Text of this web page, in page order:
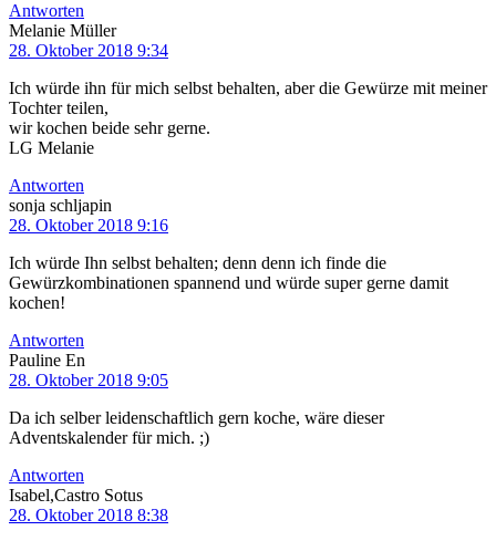
Antworten
Melanie Müller
28. Oktober 2018 9:34
Ich würde ihn für mich selbst behalten, aber die Gewürze mit meiner
Tochter teilen,
wir kochen beide sehr gerne.
LG Melanie
Antworten
sonja schljapin
28. Oktober 2018 9:16
Ich würde Ihn selbst behalten; denn denn ich finde die
Gewürzkombinationen spannend und würde super gerne damit
kochen!
Antworten
Pauline En
28. Oktober 2018 9:05
Da ich selber leidenschaftlich gern koche, wäre dieser
Adventskalender für mich. ;)
Antworten
Isabel,Castro Sotus
28. Oktober 2018 8:38